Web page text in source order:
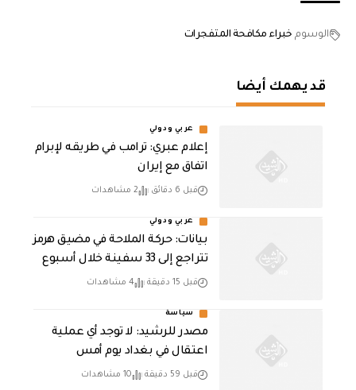
الوسوم خبراء مكافحة المتفجرات
قد يهمك أيضا
عربي ودولي
إعلام عبري: ترامب في طريقه لإبرام
اتفاق مع إيران
قبل 6 دقائق 2 مشاهدات
عربي ودولي
بيانات: حركة الملاحة في مضيق هرمز
تتراجع إلى 33 سفينة خلال أسبوع
قبل 15 دقيقة 4 مشاهدات
سياسة
مصدر للرشيد: لا توجد أي عملية
اعتقال في بغداد يوم أمس
قبل 59 دقيقة 10 مشاهدات